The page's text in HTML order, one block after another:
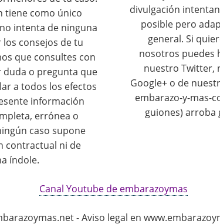
tiene como único
intenta de ninguna
consejos de tu
que consultes con
o pregunta que
a todos los efectos
información
errónea o
caso supone
contractual ni de
índole.
divulgación
posible pero
general. Si
nosotros puedes
nuestro Twitter,
Google+ o de
embarazo-y-mas-
guiones) arroba
Canal Youtube de embarazoymas
- Aviso legal en